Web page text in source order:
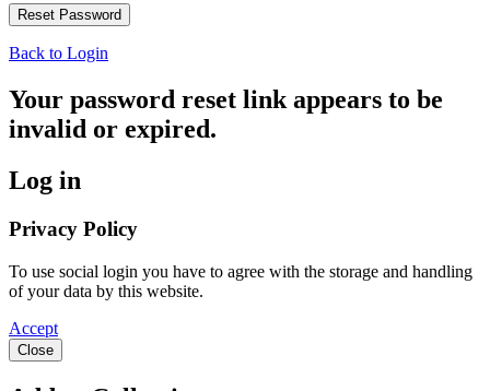
Back to Login
Your password reset link appears to be
invalid or expired.
Log in
Privacy Policy
To use social login you have to agree with the storage and handling
of your data by this website.
Accept
Close